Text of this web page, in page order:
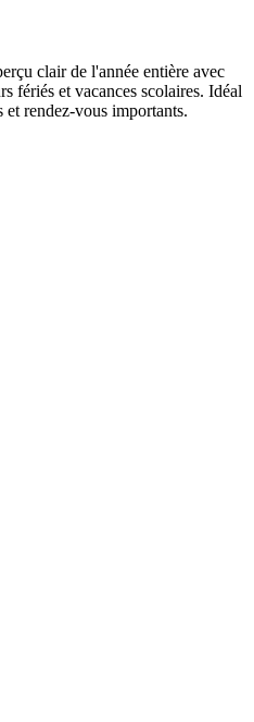
clair de l'année entière avec
fériés et vacances scolaires. Idéal
rendez-vous importants.